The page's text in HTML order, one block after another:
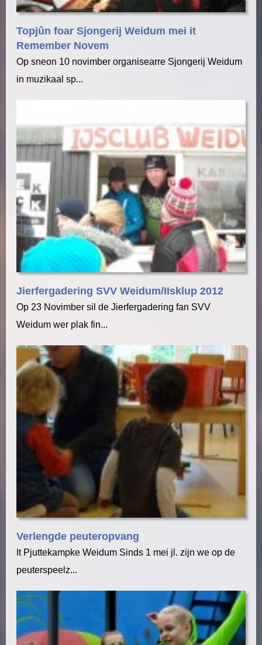
Topjûn foar Sjongerij Weidum mei it
Remember Novem
Op sneon 10 novimber organisearre Sjongerij Weidum
in muzikaal sp...
Jierfergadering SVV Weidum/IIsklup 2012
Op 23 Novimber sil de Jierfergadering fan SVV
Weidum wer plak fin...
Verlengde peuteropvang
It Pjuttekampke Weidum Sinds 1 mei jl. zijn we op de
peuterspeelz...